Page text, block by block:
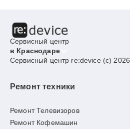
Сервисный центр
в Краснодаре
Сервисный центр re:device (c) 2026
Ремонт техники
Ремонт Телевизоров
Ремонт Кофемашин